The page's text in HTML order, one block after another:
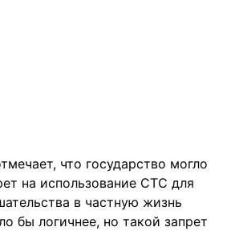
что государство могло
на использование СТС для
в частную жизнь
бы логичнее, но такой запрет